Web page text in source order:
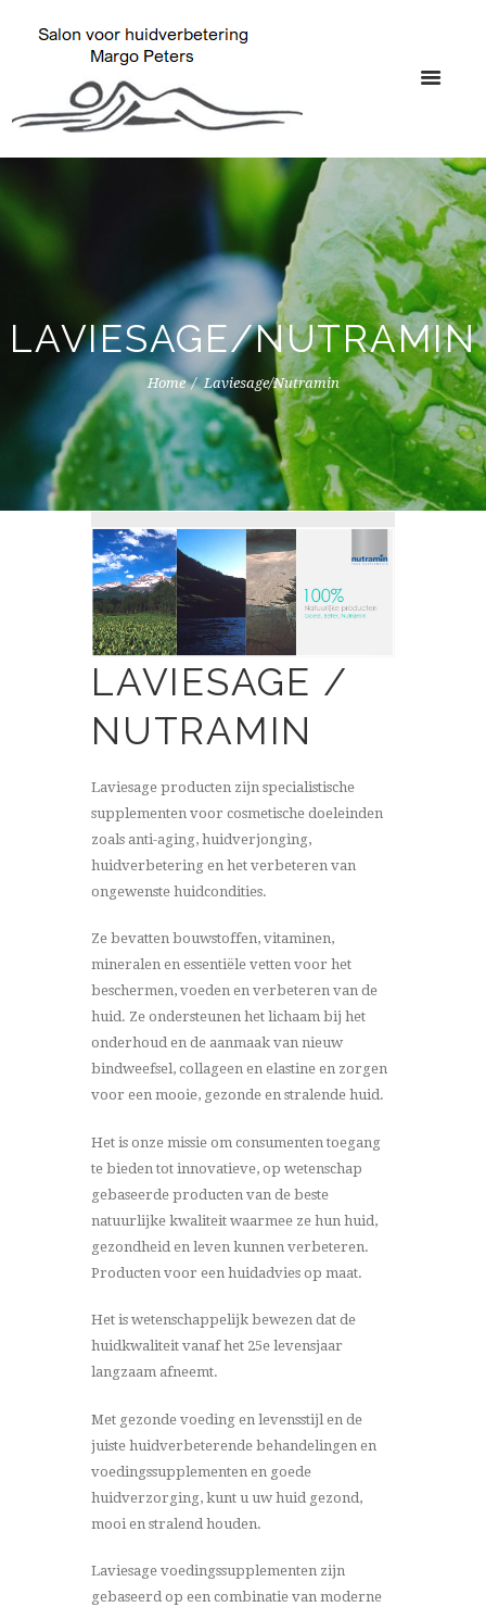
LAVIESAGE/NUTRAMIN
Home Laviesage/Nutramin
LAVIESAGE /
NUTRAMIN
Laviesage producten zijn specialistische
supplementen voor cosmetische doeleinden
zoals anti-aging, huidverjonging,
huidverbetering en het verbeteren van
ongewenste huidcondities.
Ze bevatten bouwstoffen, vitaminen,
mineralen en essentiële vetten voor het
beschermen, voeden en verbeteren van de
huid. Ze ondersteunen het lichaam bij het
onderhoud en de aanmaak van nieuw
bindweefsel, collageen en elastine en zorgen
voor een mooie, gezonde en stralende huid.
Het is onze missie om consumenten toegang
te bieden tot innovatieve, op wetenschap
gebaseerde producten van de beste
natuurlijke kwaliteit waarmee ze hun huid,
gezondheid en leven kunnen verbeteren.
Producten voor een huidadvies op maat.
Het is wetenschappelijk bewezen dat de
huidkwaliteit vanaf het 25e levensjaar
langzaam afneemt.
Met gezonde voeding en levensstijl en de
juiste huidverbeterende behandelingen en
voedingssupplementen en goede
huidverzorging, kunt u uw huid gezond,
mooi en stralend houden.
Laviesage voedingssupplementen zijn
gebaseerd op een combinatie van moderne